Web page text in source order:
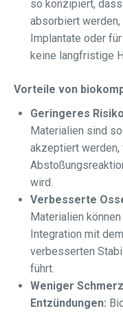
so konzipiert,
absorbiert
Implantate oder
keine langfristige
Vorteile von
Geringeres
Materialien sind
akzeptiert werden,
wird.
Verbesserte
Materialien
Integration mit
verbesserten
führt.
Weniger
Entzündungen: